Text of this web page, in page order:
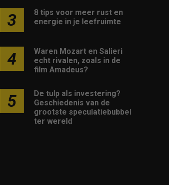
3
8 tips voor meer rust en
energie in je leefruimte
4
Waren Mozart en Salieri
echt rivalen, zoals in de
film Amadeus?
5
De tulp als investering?
Geschiedenis van de
grootste speculatiebubbel
ter wereld